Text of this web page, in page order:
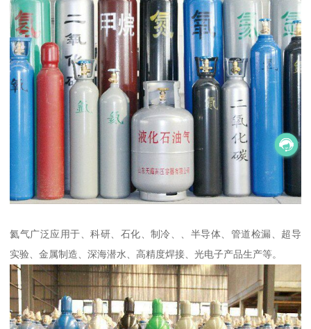
氦气广泛应用于、科研、石化、制冷、、半导体、管道检漏、超导
实验、金属制造、深海潜水、高精度焊接、光电子产品生产等。